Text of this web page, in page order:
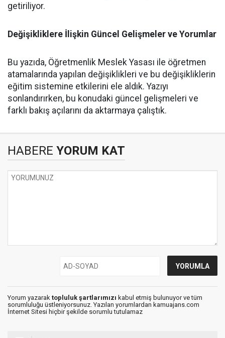
getiriliyor.
Değişikliklere İlişkin Güncel Gelişmeler ve Yorumlar
Bu yazıda, Öğretmenlik Meslek Yasası ile öğretmen
atamalarında yapılan değişiklikleri ve bu değişikliklerin
eğitim sistemine etkilerini ele aldık. Yazıyı
sonlandırırken, bu konudaki güncel gelişmeleri ve
farklı bakış açılarını da aktarmaya çalıştık.
HABERE YORUM KAT
Yorum yazarak topluluk şartlarımızı kabul etmiş bulunuyor ve tüm
sorumluluğu üstleniyorsunuz. Yazılan yorumlardan kamuajans.com
İnternet Sitesi hiçbir şekilde sorumlu tutulamaz